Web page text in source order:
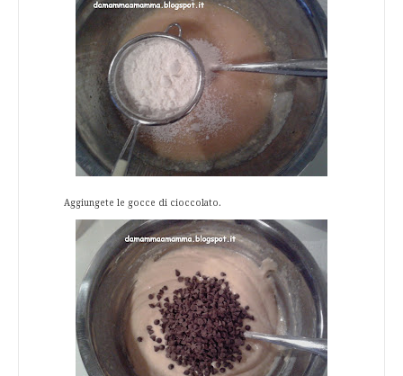
Aggiungete le gocce di cioccolato.